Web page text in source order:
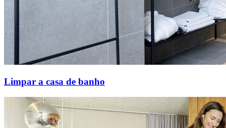
Limpar a casa de banho